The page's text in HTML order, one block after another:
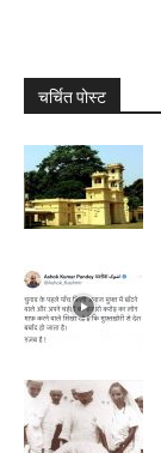
चर्चित पोस्ट